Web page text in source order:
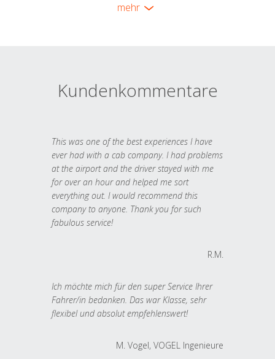
mehr
Kundenkommentare
This was one of the best experiences I have
ever had with a cab company. I had problems
at the airport and the driver stayed with me
for over an hour and helped me sort
everything out. I would recommend this
company to anyone. Thank you for such
fabulous service!
R.M.
Ich möchte mich für den super Service Ihrer
Fahrer/in bedanken. Das war Klasse, sehr
flexibel und absolut empfehlenswert!
M. Vogel, VOGEL Ingenieure